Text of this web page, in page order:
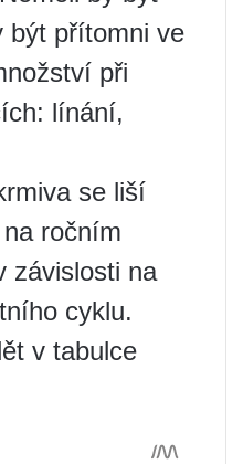
být přítomni ve
při
línání,
se liší
ročním
závislosti na
cyklu.
v tabulce